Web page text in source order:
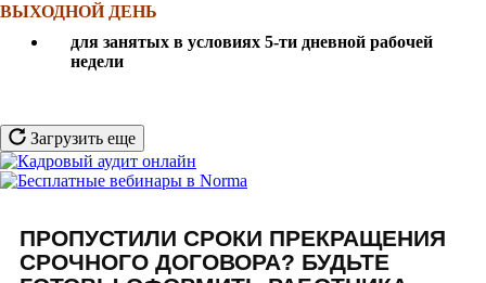
ВЫХОДНОЙ ДЕНЬ
для занятых в условиях 5-ти дневной рабочей
недели
Загрузить еще
ПРОПУСТИЛИ СРОКИ ПРЕКРАЩЕНИЯ
СРОЧНОГО ДОГОВОРА? БУДЬТЕ